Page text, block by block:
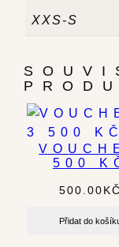
XXS-S
500
500.00KČ
Přidat do